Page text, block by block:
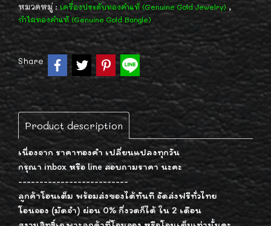
หมวดหมู่ : เครื่องประดับทองคำแท้ (Genuine Gold Jewelry) ,
กำไลทองคำแท้ (Genuine Gold Bangle)
Share
Product description
เนื่องจาก ราคาทองคำ เปลี่ยนแปลงทุกวัน
กรุณา inbox หรือ line สอบถามราคา นะคะ
--------------------------
ลูกค้าโอนเต็ม พร้อมส่งของได้ทันที จัดส่งฟรีทั่วไทย
โอนจอง (มัดจำ) ผ่อน 0% กี่งวดก็ได้ ใน 2 เดือน